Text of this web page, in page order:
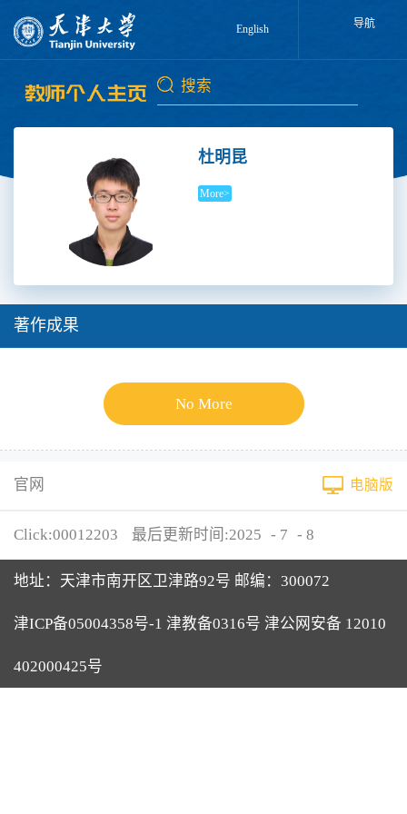
English 导航
杜明昆
More>
著作成果
No More
官网 电脑版
Click:00012203 最后更新时间:2025 - 7 - 8
地址：天津市南开区卫津路92号 邮编：300072
津ICP备05004358号-1 津教备0316号 津公网安备 12010
402000425号